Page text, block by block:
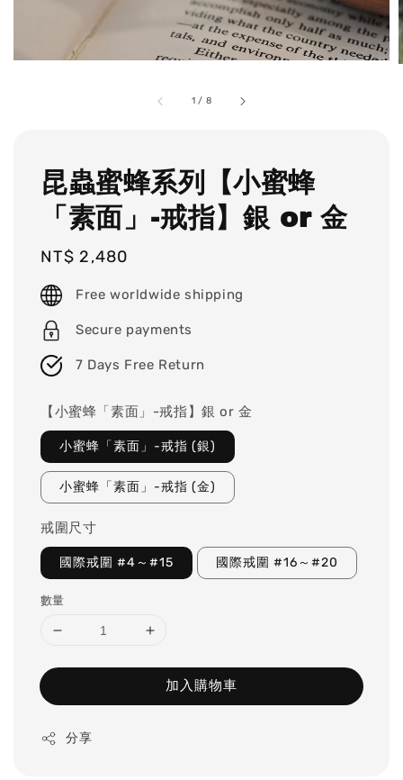
1 / 8
昆蟲蜜蜂系列【小蜜蜂
「素面」-戒指】銀 or 金
Regular
price
NT$ 2,480
Free worldwide shipping
Secure payments
7 Days Free Return
【小蜜蜂「素面」-戒指】銀 or 金
小蜜蜂「素面」-戒指 (銀)
小蜜蜂「素面」-戒指 (金)
戒圍尺寸
國際戒圍 #4～#15 國際戒圍 #16～#20
數量
加入購物車
分享